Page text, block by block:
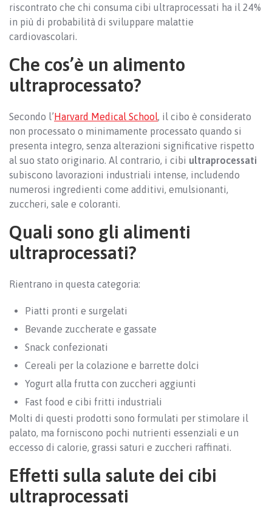
riscontrato che chi consuma cibi ultraprocessati ha il 24%
in più di probabilità di sviluppare malattie
cardiovascolari.
Che cos’è un alimento
ultraprocessato?
Secondo l’ Harvard Medical School, il cibo è considerato
non processato o minimamente processato quando si
presenta integro, senza alterazioni significative rispetto
al suo stato originario. Al contrario, i cibi ultraprocessati
subiscono lavorazioni industriali intense, includendo
numerosi ingredienti come additivi, emulsionanti,
zuccheri, sale e coloranti.
Quali sono gli alimenti
ultraprocessati?
Rientrano in questa categoria:
Piatti pronti e surgelati
Bevande zuccherate e gassate
Snack confezionati
Cereali per la colazione e barrette dolci
Yogurt alla frutta con zuccheri aggiunti
Fast food e cibi fritti industriali
Molti di questi prodotti sono formulati per stimolare il
palato, ma forniscono pochi nutrienti essenziali e un
eccesso di calorie, grassi saturi e zuccheri raffinati.
Effetti sulla salute dei cibi
ultraprocessati